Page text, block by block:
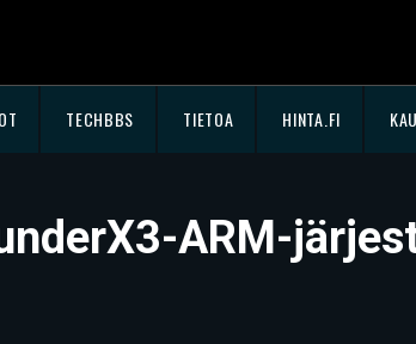
TECHBBS TIETOA HINTA.FI
ARM-